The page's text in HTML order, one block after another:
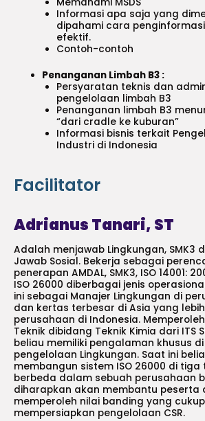
Informasi apa saja yang
dipahami cara
efektif.
Contoh-contoh
Penanganan Limbah B3 :
Persyaratan teknis dan
pengelolaan limbah B3
Penanganan limbah B3
“dari cradle ke kuburan”
Informasi bisnis terkait
Industri di Indonesia
Facilitator
Adrianus Tanari, ST
Adalah menjawab Lingkungan, SMK3
Jawab Sosial. Bekerja sebagai
penerapan AMDAL, SMK3, ISO 14001:
ISO 26000 diberbagai jenis
ini sebagai Manajer Lingkungan di
dan kertas terbesar di Asia yang
perusahaan di Indonesia.
Teknik dibidang Teknik Kimia dari ITS
beliau memiliki pengalaman khusus
pengelolaan Lingkungan. Saat ini
membangun sistem ISO 26000 di
berbeda dalam sebuah perusahaan
diharapkan akan membantu peserta
memperoleh nilai banding yang
mempersiapkan pengelolaan CSR.